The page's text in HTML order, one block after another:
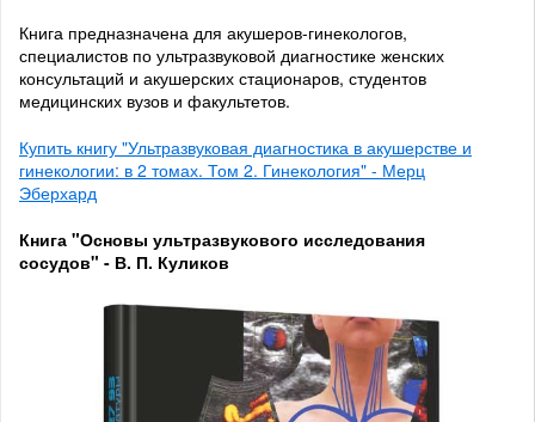
Книга предназначена для акушеров-гинекологов,
специалистов по ультразвуковой диагностике женских
консультаций и акушерских стационаров, студентов
медицинских вузов и факультетов.
Купить книгу "Ультразвуковая диагностика в акушерстве и
гинекологии: в 2 томах. Том 2. Гинекология" - Мерц
Эберхард
Книга "Основы ультразвукового исследования
сосудов" - В. П. Куликов